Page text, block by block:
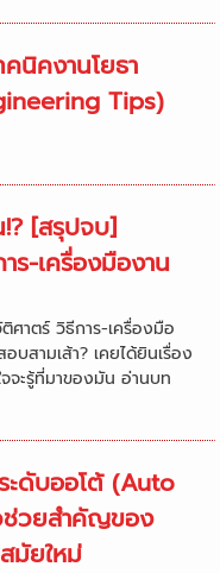
นิคงานโยธา
Tips)
[สรุปจบ]
ร-เครื่องมืองาน
ศาตร์ วิธีการ-เครื่องมือ
บสามเส้า? เคยได้ยินเรื่อง
จะรู้ที่มาของมัน อ่านบท
ะดับออโต้ (Auto
วยสำคัญของ
มัยใหม่